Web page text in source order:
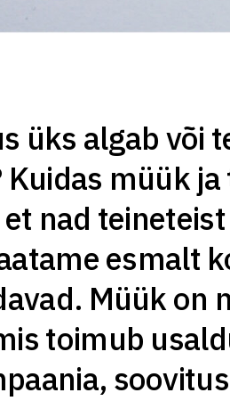
üks algab või
müük
nad
esmalt
Müük on
toimub